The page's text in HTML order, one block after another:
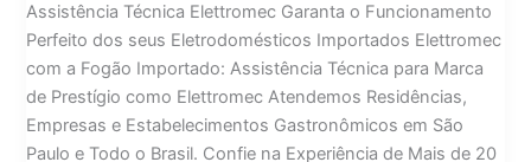
Assistência Técnica Elettromec Garanta o Funcionamento
Perfeito dos seus Eletrodomésticos Importados Elettromec
com a Fogão Importado: Assistência Técnica para Marca
de Prestígio como Elettromec Atendemos Residências,
Empresas e Estabelecimentos Gastronômicos em São
Paulo e Todo o Brasil. Confie na Experiência de Mais de 20